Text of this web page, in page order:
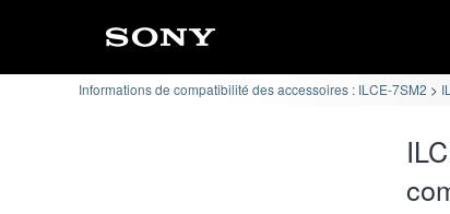
Informations de compatibilité des accessoires : ILCE-7SM2